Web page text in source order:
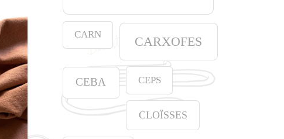
CARN CARXOFES
CEBA CEPS
CLOÏSSES